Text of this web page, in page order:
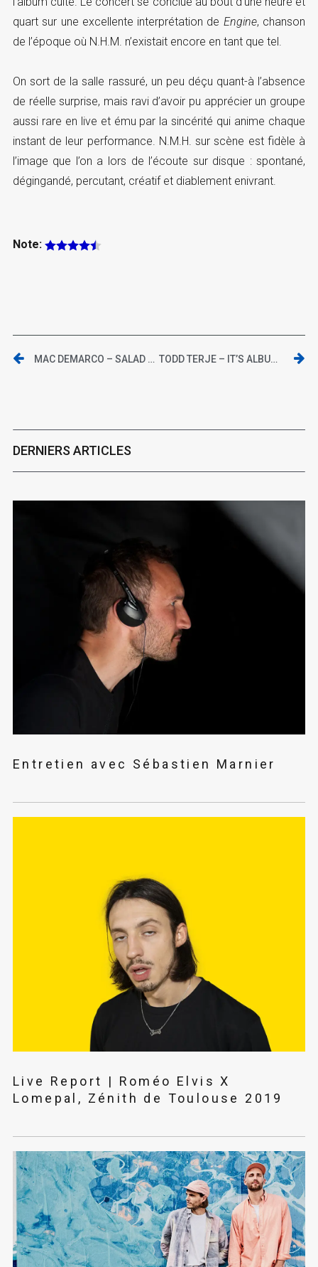
quart sur une excellente interprétation de Engine, chanson
de l’époque où N.H.M. n’existait encore en tant que tel.
On sort de la salle rassuré, un peu déçu quant-à l’absence
de réelle surprise, mais ravi d’avoir pu apprécier un groupe
aussi rare en live et ému par la sincérité qui anime chaque
instant de leur performance. N.M.H. sur scène est fidèle à
l’image que l’on a lors de l’écoute sur disque : spontané,
dégingandé, percutant, créatif et diablement enivrant.
Note:
MAC DEMARCO – SALAD DAYS TODD TERJE – IT’S ALBUM TIME
DERNIERS ARTICLES
Entretien avec Sébastien Marnier
Live Report | Roméo Elvis X
Lomepal, Zénith de Toulouse 2019